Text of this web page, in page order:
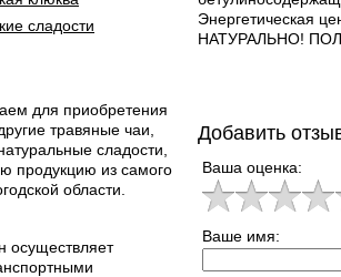
сладости
для приобретения
травяные чаи,
сладости,
продукцию из самого
области.
осуществляет
Энергетическая
НАТУРАЛЬНО!
Добавить
Ваша оценка:
Ваше имя: